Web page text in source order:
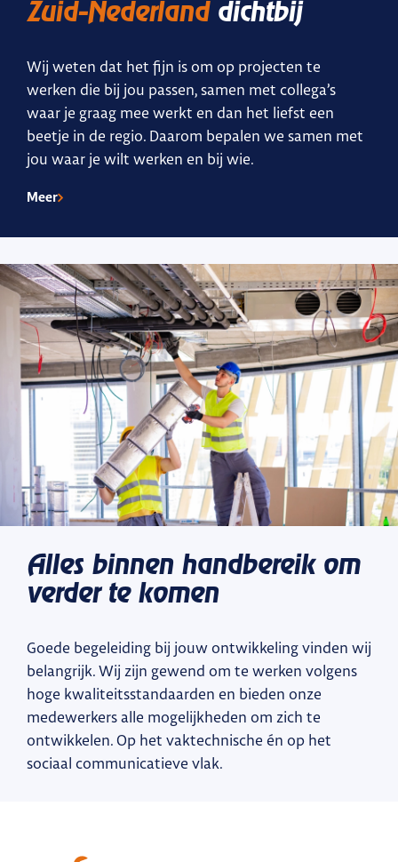
Zuid-Nederlanddichtbij
Wij weten dat het fijn is om op projecten te
werken die bij jou passen, samen met collega’s
waar je graag mee werkt en dan het liefst een
beetje in de regio. Daarom bepalen we samen met
jou waar je wilt werken en bij wie.
Meer
Alles binnen handbereik om
verder te komen
Goede begeleiding bij jouw ontwikkeling vinden wij
belangrijk. Wij zijn gewend om te werken volgens
hoge kwaliteitsstandaarden en bieden onze
medewerkers alle mogelijkheden om zich te
ontwikkelen. Op het vaktechnische én op het
sociaal communicatieve vlak.